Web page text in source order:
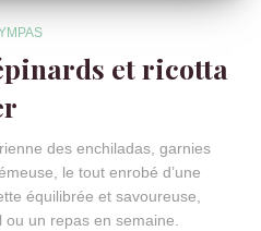
et ricotta
des enchiladas, garnies
le tout enrobé d’une
équilibrée et savoureuse,
un repas en semaine.